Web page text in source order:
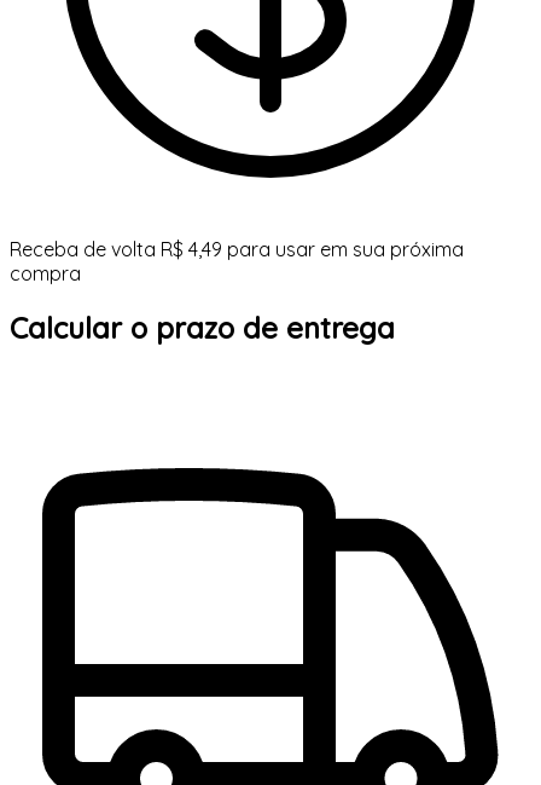
Receba de volta R$ 4,49 para usar em sua próxima
compra
Calcular o prazo de entrega